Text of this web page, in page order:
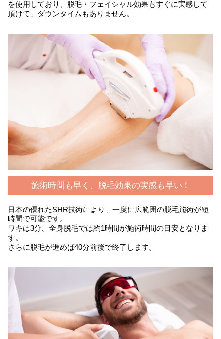
を使用しており、脱毛・フェイシャル効果もすぐに実感して
頂けて、ダウンタイムもありません。
施術時間も早く、脱毛効果の実感も早い！
日本の優れたSHR技術により、一度に広範囲の脱毛施術が短
時間で可能です。
ワキは3分、全身脱毛では約1時間が施術時間の目安となりま
す。
さらに脱毛が進めば40分前後で終了します。